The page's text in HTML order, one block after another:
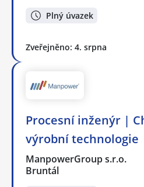
Plný úvazek
Zveřejněno: 4. srpna
Procesní inženýr |
výrobní technologie
ManpowerGroup s.r.o.
Bruntál